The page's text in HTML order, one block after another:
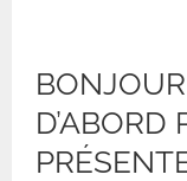
D’ABORD